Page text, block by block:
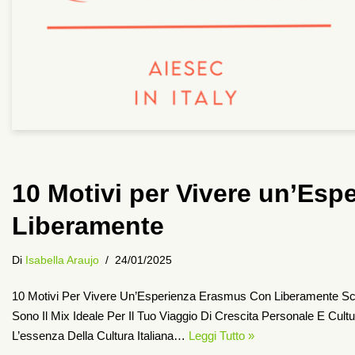
10 Motivi per Vivere
Liberamente
Di Isabella Araujo 24/01/2025
10 Motivi Per Vivere Un’Esperienza Erasmus Con Liberamente
Sono Il Mix Ideale Per Il Tuo Viaggio Di Crescita Personale E
L’essenza Della Cultura Italiana… Leggi Tutto »